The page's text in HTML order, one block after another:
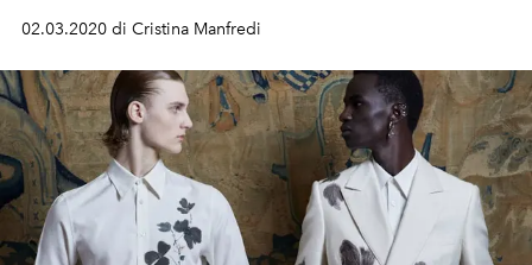
02.03.2020 di Cristina Manfredi